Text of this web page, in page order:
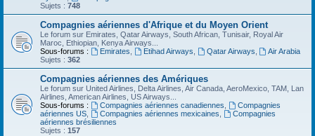
Sujets : 748
Compagnies aériennes d'Afrique et du Moyen Orient
Le forum sur Emirates, Qatar Airways, South African, Tunisair, Royal Air
Maroc, Ethiopian, Kenya Airways...
Sous-forums :
Emirates Etihad Airways Qatar Airways
Air Arabia
Sujets : 362
Compagnies aériennes des Amériques
Le forum sur United Airlines, Delta Airlines, Air Canada, AeroMexico, TAM, Lan
Airlines, American Airlines, US Airways...
Sous-forums :
Compagnies aériennes canadiennes
Compagnies
aériennes US
Compagnies aériennes mexicaines
Compagnies
aériennes brésiliennes
Sujets : 157